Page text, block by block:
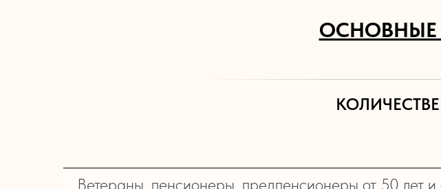
ОСНОВНЫЕ
Ветераны, пенсионеры, предпенсионеры от 50 лет